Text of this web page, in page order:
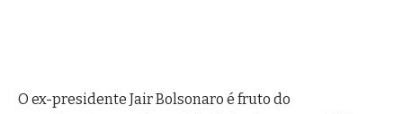
O ex-presidente Jair Bolsonaro é fruto do